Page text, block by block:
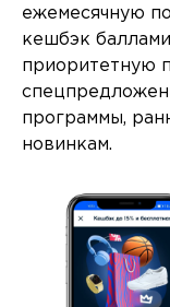
ежемесячную
кешбэк
приоритетную
программы,
новинкам.